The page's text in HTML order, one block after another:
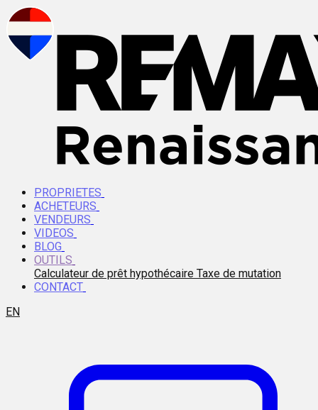
PROPRIETES
ACHETEURS
VENDEURS
VIDEOS
BLOG
OUTILS
Calculateur de prêt hypothécaire Taxe de mutation
CONTACT
EN